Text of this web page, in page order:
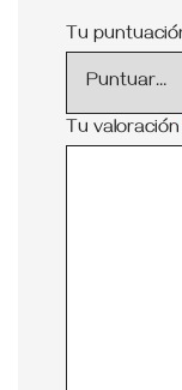
Tu
Tu valoración